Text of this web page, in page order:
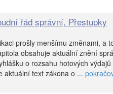
řád správní, Přestupky
prošly menšímu změnami, a
obsahuje aktuální znění
o rozsahu hotových výdajů
aktuální text zákona o ...